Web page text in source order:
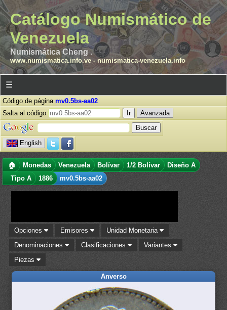
Catálogo Numismático de
Venezuela
Numismática Cheng .
www.numismatica.info.ve- numismatica-venezuela.info
☰
Código de página mv0.5bs-aa02
Salta al código
Avanzada
English
🏠 Monedas Venezuela Bolívar 1/2 Bolívar
Diseño A
Tipo A
1886 mv0.5bs-aa02
Opciones Emisores
Unidad Monetaria
Denominaciones
Clasificaciones
Variantes
Piezas
Anverso